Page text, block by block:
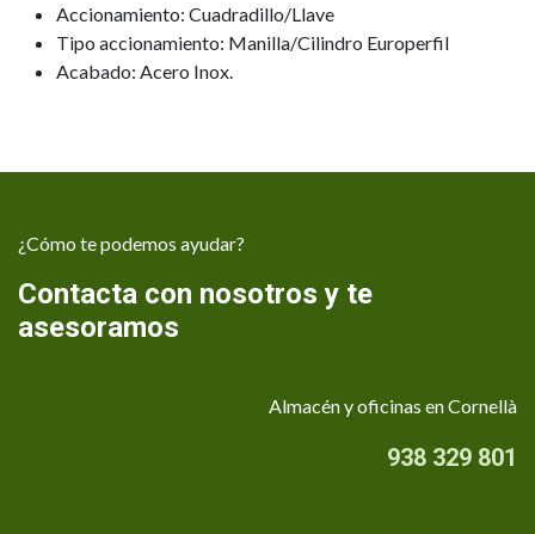
Accionamiento: Cuadradillo/Llave
Tipo accionamiento: Manilla/Cilindro Europerfil
Acabado: Acero Inox.
¿Cómo te podemos ayudar?
Contacta con nosotros y te
asesoramos
Almacén y oficinas en Cornellà
938 329 801